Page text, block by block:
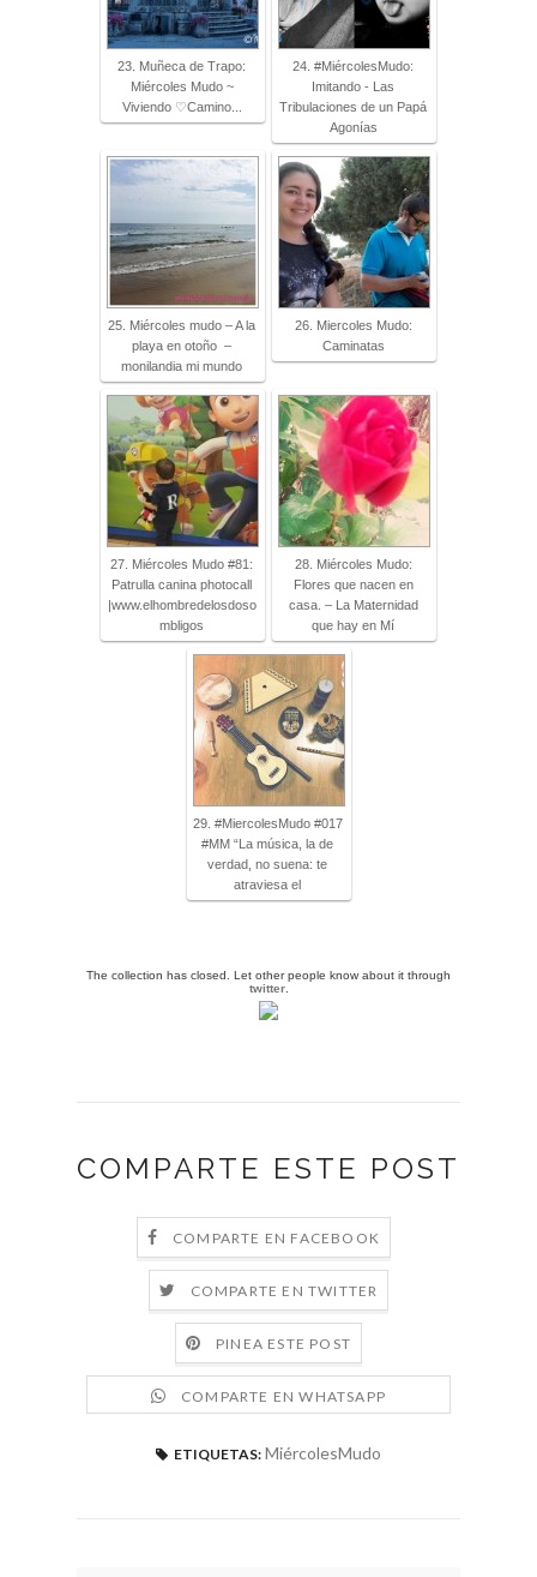
23. Muñeca de Trapo:
Miércoles Mudo ~
Viviendo ♡Camino...
24. #MiércolesMudo:
Imitando - Las
Tribulaciones de un Papá
Agonías
25. Miércoles mudo – A la
playa en otoño –
monilandia mi mundo
26. Miercoles Mudo:
Caminatas
27. Miércoles Mudo #81:
Patrulla canina photocall
|www.elhombredelosdoso
mbligos
28. Miércoles Mudo:
Flores que nacen en
casa. – La Maternidad
que hay en Mí
29. #MiercolesMudo #017
#MM “La música, la de
verdad, no suena: te
atraviesa el
The collection has closed. Let other people know about it through
twitter.
COMPARTE ESTE POST
COMPARTE EN FACEBOOK
COMPARTE EN TWITTER
PINEA ESTE POST
COMPARTE EN WHATSAPP
ETIQUETAS: MiércolesMudo